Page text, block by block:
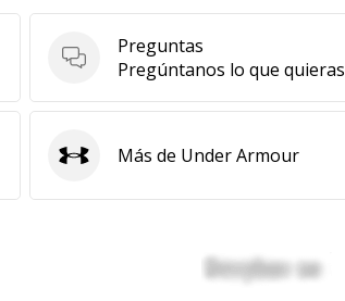
Preguntas
Preguntas
Pregúntanos lo que quieras
Under Armour
Más de Under Armour